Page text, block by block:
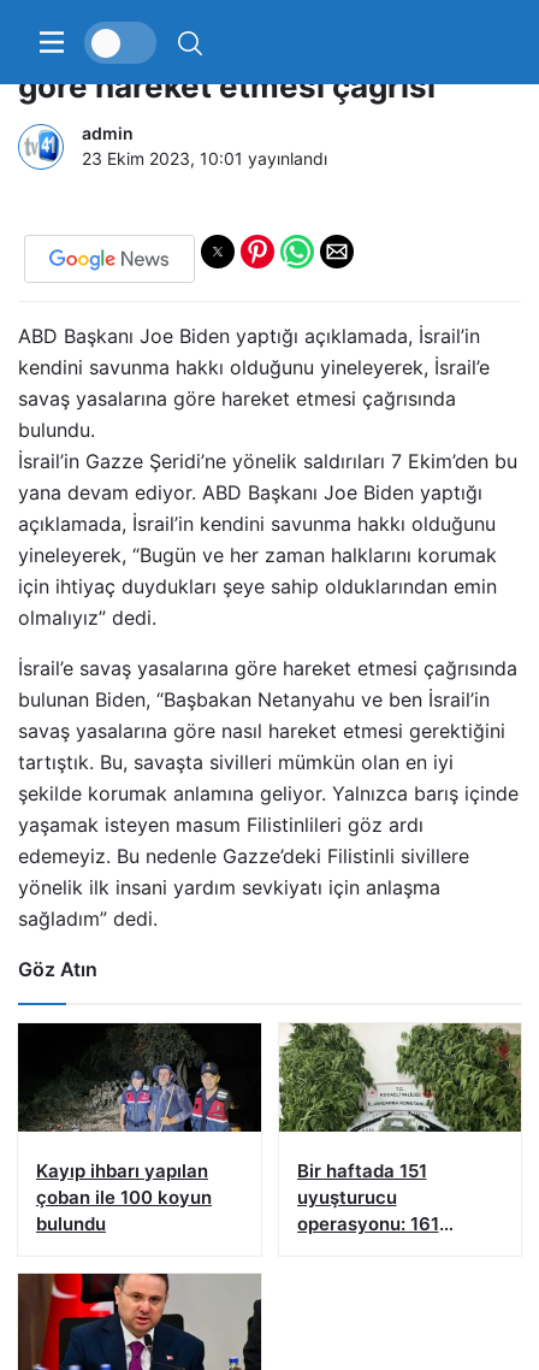
ABD’den İsrail’e savaş yasalarına
göre hareket etmesi çağrısı
admin
23 Ekim 2023, 10:01 yayınlandı
ABD Başkanı Joe Biden yaptığı açıklamada, İsrail’in
kendini savunma hakkı olduğunu yineleyerek, İsrail’e
savaş yasalarına göre hareket etmesi çağrısında
bulundu.
İsrail’in Gazze Şeridi’ne yönelik saldırıları 7 Ekim’den bu
yana devam ediyor. ABD Başkanı Joe Biden yaptığı
açıklamada, İsrail’in kendini savunma hakkı olduğunu
yineleyerek, “Bugün ve her zaman halklarını korumak
için ihtiyaç duydukları şeye sahip olduklarından emin
olmalıyız” dedi.
İsrail’e savaş yasalarına göre hareket etmesi çağrısında
bulunan Biden, “Başbakan Netanyahu ve ben İsrail’in
savaş yasalarına göre nasıl hareket etmesi gerektiğini
tartıştık. Bu, savaşta sivilleri mümkün olan en iyi
şekilde korumak anlamına geliyor. Yalnızca barış içinde
yaşamak isteyen masum Filistinlileri göz ardı
edemeyiz. Bu nedenle Gazze’deki Filistinli sivillere
yönelik ilk insani yardım sevkiyatı için anlaşma
sağladım” dedi.
Göz Atın
Kayıp ihbarı yapılan
çoban ile 100 koyun
bulundu
Bir haftada 151
uyuşturucu
operasyonu: 161